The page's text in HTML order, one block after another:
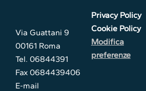
Via Guattani 9
00161 Roma
Tel. 06844391
Fax 0684439406
E-mail
Privacy Policy
Cookie Policy
Modifica
preferenze